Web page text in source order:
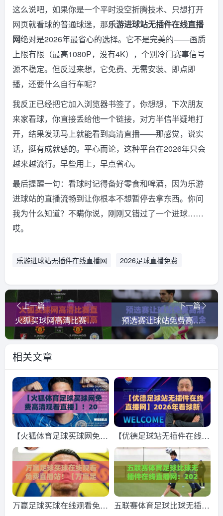
这么说吧，如果你是一个平时没空折腾技术、只想打开
网页就看球的普通球迷，那乐游进球站无插件在线直播
网绝对是2026年最省心的选择。它不是完美的——画质
上限有限（最高1080P，没有4K），个别冷门赛事信号
源不稳定。但反过来想，它免费、无需安装、即点即
播，还要什么自行车呢？
我反正已经把它加入浏览器书签了，你想想，下次朋友
来家看球，你直接丢给他一个链接，对方半信半疑地打
开，结果发现马上就能看到高清直播——那感觉，说实
话，挺有成就感的。平心而论，这种平台在2026年只会
越来越流行。早些用上，早点省心。
最后提醒一句：看球时记得备好零食和啤酒，因为乐游
进球站的直播流畅到让你根本不想暂停去拿东西。你问
我为什么知道？不瞒你说，刚刚又错过了一个进球……
哎。
乐游进球站无插件在线直播网 2026足球直播免费
上一篇
火狐买球网高清比赛直播网：【火狐买球网高清比赛直播网】2026年球迷必看的四大升级体验
下一篇
预选赛让球站免费高清观看直播：2026年最全观赛指南（预选赛让球站）
相关文章
【火狐体育足球买球网免费
高清观看直播】！2026年
最全观赛指南来了
【优德足球站无插件在线直
播网】2026年看球新体
验：告别卡顿，畅享高清
万赢足球买球在线观看免费
五联赛体育足球比球无插件